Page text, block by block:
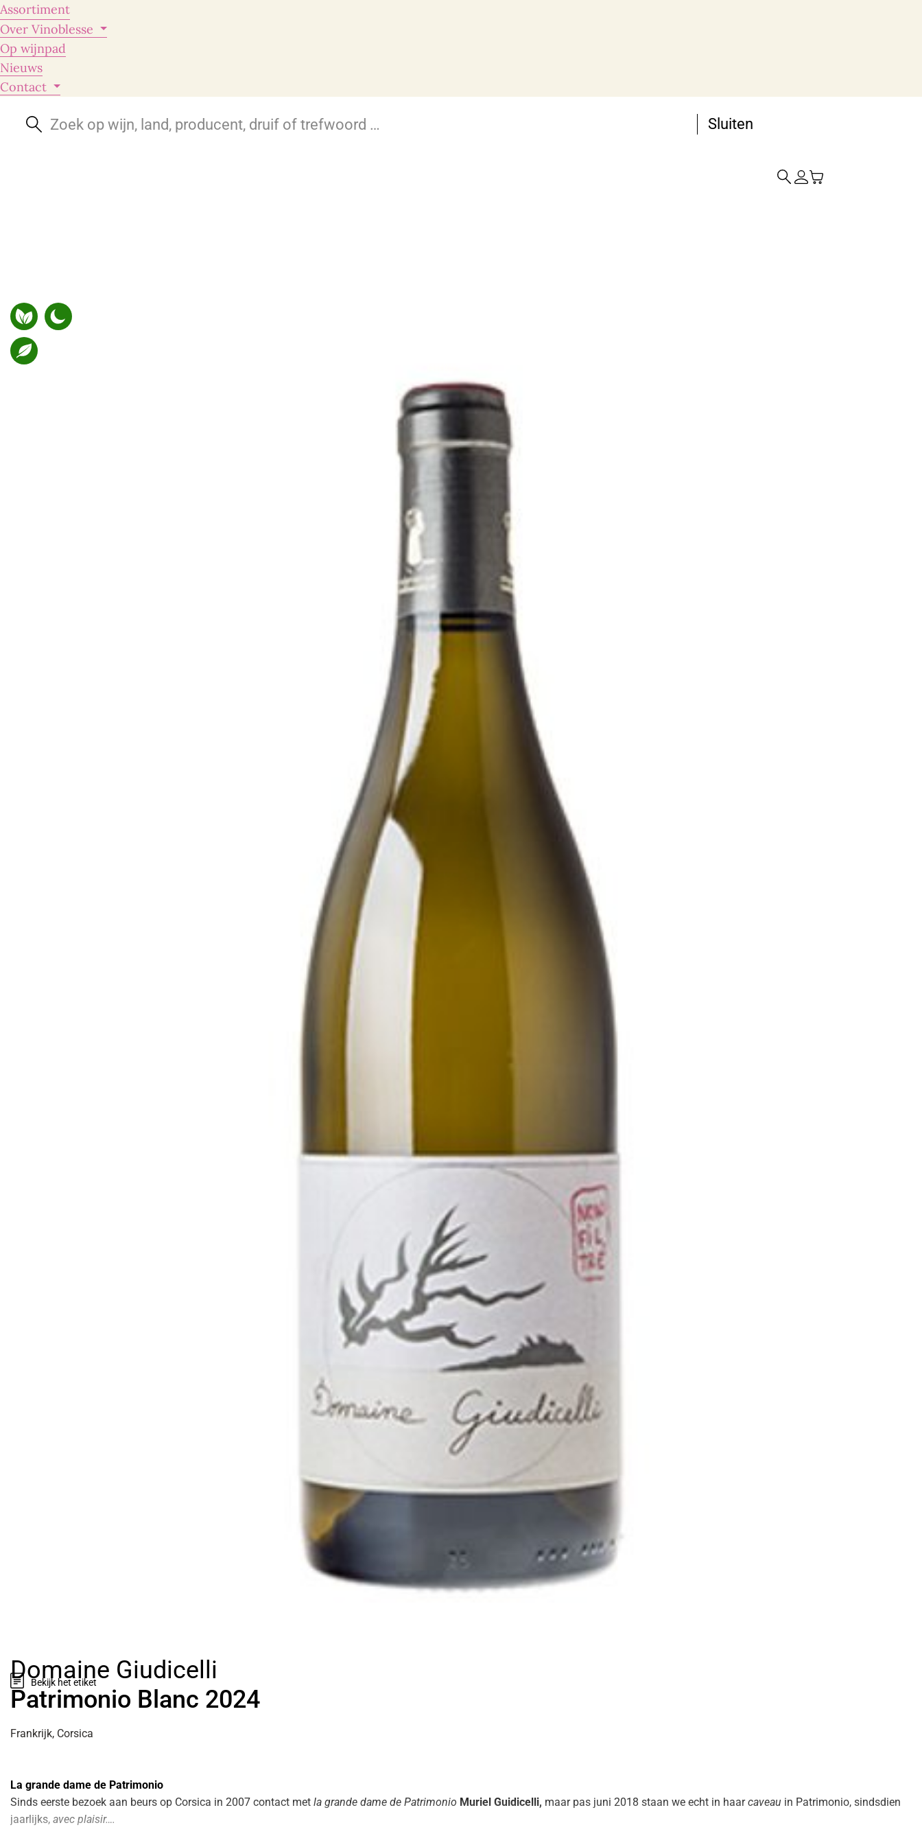
Assortiment
Over Vinoblesse
Op wijnpad
Nieuws
Contact
Sluiten
Allocatiewijn
Van deze wijn krijgen we een beperkte allocatie. We proberen die zo eerlijk mogelijk te
verdelen. Hierbij krijgen klanten die elk jaar, ongeacht het oogstjaar deze wijn afnemen
en ook andere wijnen uit assortiment bestellen voorrang. Sommige wijnen zijn eigenlijk
bij voorbaat uitverkocht, maar soms komt er – afhankelijk van oogst en afzeggingen –
toch nog wat beschikbaar. Uw belangstelling kunt u bij deze kenbaar maken. Let op:
definitieve prijs en allocatie zijn op dit moment nog niet bekend.
Ik heb interesse in:
Vraag, opmerking en/of toelichting
Bekijk het etiket
Domaine Giudicelli
Patrimonio Blanc 2024
Frankrijk, Corsica
La grande dame de Patrimonio
Sinds eerste bezoek aan beurs op Corsica in 2007 contact met la grande dame de Patrimonio Muriel Guidicelli, maar pas juni 2018 staan we echt in haarcaveau in Patrimonio, sindsdien
jaarlijks, avec plaisir….